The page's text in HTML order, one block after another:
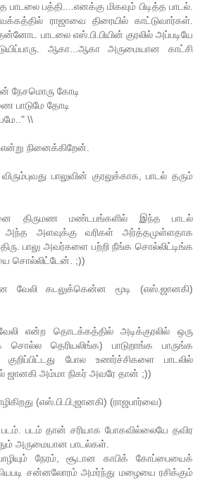
பத்தி....எனக்கு மிகவும் பிடித்த பாடல்.
ராஜாவை திரையில் காட்டுவார்கள்.
பாடலை எஸ்.பி.பியின் குரலில் அப்படியே
ஆகா...ஆகா அருமையான காட்சி
நேசமொரு கோடி
பாடுமே தோடி
\\
நினைக்கிறேன்.
பாலுவின் குரலுக்காக, பாடல் தரும்
திருமண மண்டபங்களில் இந்த பாடல்
அந்த அளவுக்கு வரிகள் அர்த்தமுள்ளதாக
பாலு அவர்களை பற்றி நீங்க சொல்லிட்டிங்க
சொல்லிட்டேன். ;))
வேலி கடலுக்கென்ன மூடி (எஸ்.ஜானகி)
என்ற தொடக்கத்தில் அடிக்குரலில் ஒரு
சொல்ல தெரியலிங்க) பாடுறாங்க பாருங்க
போல உணர்ச்சிகளை பாடலில்
ஜானகி அம்மா நிகர் அவரே தான் ;))
(எஸ்.பி.பி,ஜானகி) (ராஜபார்வை)
படம் தான் சரியாக போகவில்லையே தவிர
அருமையான பாடல்கள்.
நேரம், சூடான காபிக் கோப்பையைக்
சன்னலோரம் அமர்ந்து மழையை ரசிக்கும்